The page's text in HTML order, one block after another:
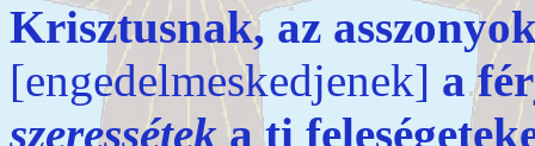
Krisztusnak, az
[engedelmeskedjenek] a
szeresséteka ti